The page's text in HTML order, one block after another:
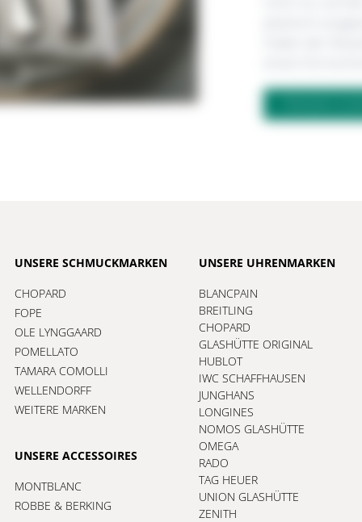
UNSERE SCHMUCKMARKEN
CHOPARD
FOPE
OLE LYNGGAARD
POMELLATO
TAMARA COMOLLI
WELLENDORFF
WEITERE MARKEN
UNSERE ACCESSOIRES
MONTBLANC
ROBBE & BERKING
UNSERE UHRENMARKEN
BLANCPAIN
BREITLING
CHOPARD
GLASHÜTTE ORIGINAL
HUBLOT
IWC SCHAFFHAUSEN
JUNGHANS
LONGINES
NOMOS GLASHÜTTE
OMEGA
RADO
TAG HEUER
UNION GLASHÜTTE
ZENITH